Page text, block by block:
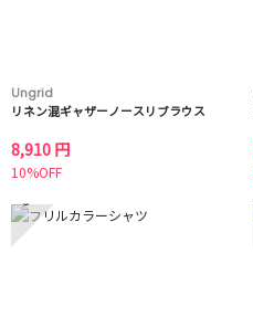
Ungrid
リネン混ギャザーノースリブラウス
8,910 円
10%OFF
3